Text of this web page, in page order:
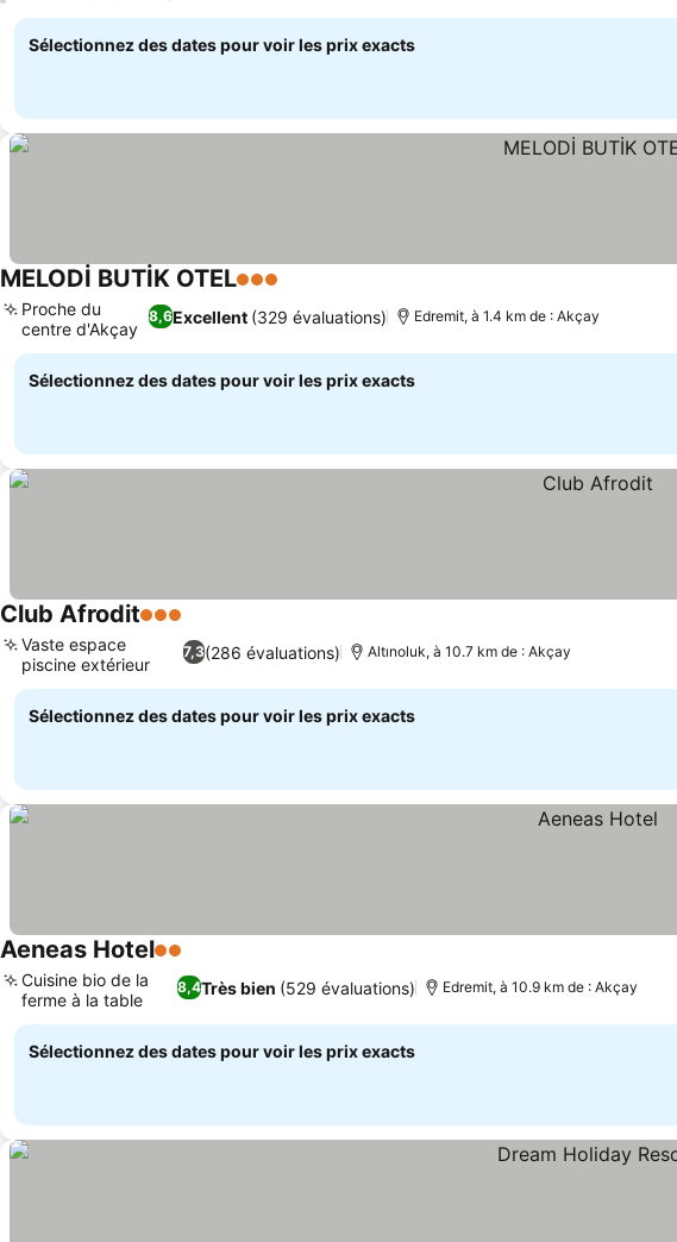
Sélectionnez des dates pour voir les prix exacts
MELODİ BUTİK OTEL3 Étoiles
8,6Excellent (329 évaluations)
Proche du
centre d'Akçay
Edremit, à 1.4 km de : Akçay
Sélectionnez des dates pour voir les prix exacts
Club Afrodit3 Étoiles
7,3(286 évaluations)
Vaste espace
piscine extérieur
Altınoluk, à 10.7 km de : Akçay
Sélectionnez des dates pour voir les prix exacts
Aeneas Hotel2 Étoiles
8,4Très bien (529 évaluations)
Cuisine bio de la
ferme à la table
Edremit, à 10.9 km de : Akçay
Sélectionnez des dates pour voir les prix exacts